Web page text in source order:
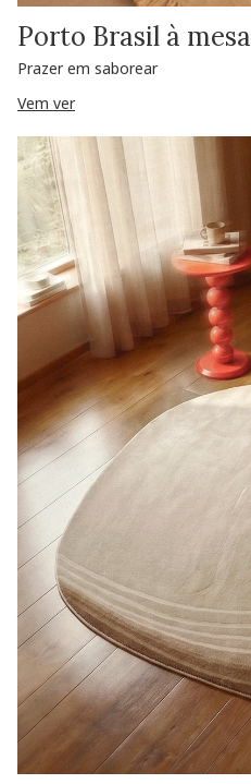
Porto Brasil à mesa
Prazer em saborear
Vem ver